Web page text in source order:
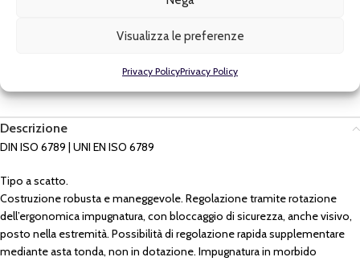
Visualizza le preferenze
Privacy PolicyPrivacy Policy
Chiavi, giraviti ed utensili combinati-speciali
Descrizione
DIN ISO 6789 | UNI EN ISO 6789
Tipo a scatto.
Costruzione robusta e maneggevole. Regolazione tramite rotazione
dell’ergonomica impugnatura, con bloccaggio di sicurezza, anche visivo,
posto nella estremità. Possibilità di regolazione rapida supplementare
mediante asta tonda, non in dotazione. Impugnatura in morbido